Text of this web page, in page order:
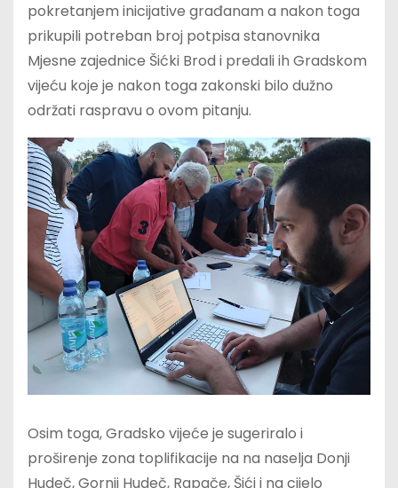
pokretanjem inicijative građanam a nakon toga
prikupili potreban broj potpisa stanovnika
Mjesne zajednice Šićki Brod i predali ih Gradskom
vijeću koje je nakon toga zakonski bilo dužno
održati raspravu o ovom pitanju.
Osim toga, Gradsko vijeće je sugeriralo i
proširenje zona toplifikacije na na naselja Donji
Hudeč, Gornji Hudeč, Rapače, Šići i na cijelo